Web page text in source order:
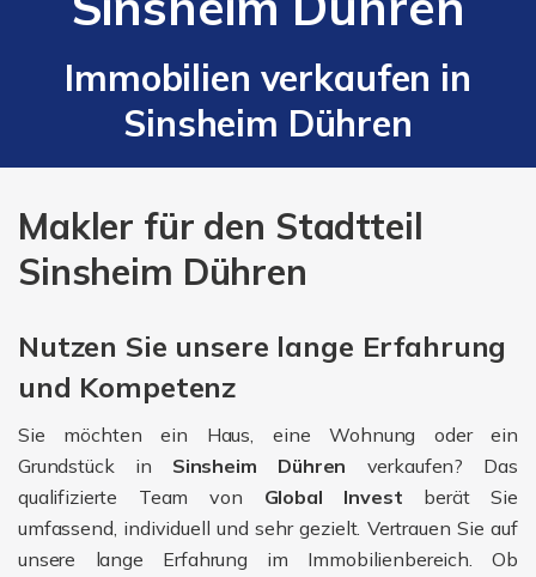
Immobilien verkaufen in
Sinsheim Dühren
Makler für den Stadtteil
Sinsheim Dühren
Nutzen Sie unsere lange Erfahrung
und Kompetenz
Sie möchten ein Haus, eine Wohnung oder ein
Grundstück in Sinsheim Dühren verkaufen? Das
qualifizierte Team von Global Invest berät Sie
umfassend, individuell und sehr gezielt. Vertrauen Sie auf
unsere lange Erfahrung im Immobilienbereich. Ob